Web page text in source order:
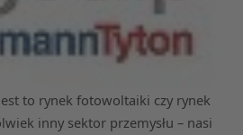
to rynek fotowoltaiki czy rynek
inny sektor przemysłu – nasi